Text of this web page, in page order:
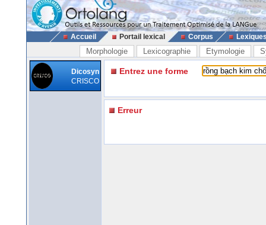
Accueil Portail lexical Corpus
Morphologie Lexicographie Etymologie
Dicosyn
CRISCO
Entrez une forme
Erreur